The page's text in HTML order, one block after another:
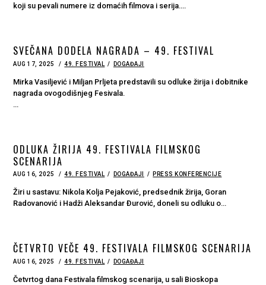
koji su pevali numere iz domaćih filmova i serija.…
SVEČANA DODELA NAGRADA – 49. FESTIVAL
POSTED
AUG 17, 2025
AUG
2025
49. FESTIVAL DOGAĐAJI
Mirka Vasiljević i Miljan Prljeta predstavili su odluke žirija i dobitnike
nagrada ovogodišnjeg Fesivala.
…
ODLUKA ŽIRIJA 49. FESTIVALA FILMSKOG
SCENARIJA
POSTED
AUG 16, 2025
AUG
2025
49. FESTIVAL DOGAĐAJI PRESS KONFERENCIJE
Žiri u sastavu: Nikola Kolja Pejaković, predsednik žirija, Goran
Radovanović i Hadži Aleksandar Đurović, doneli su odluku o…
ČETVRTO VEČE 49. FESTIVALA FILMSKOG SCENARIJA
POSTED
AUG 16, 2025
AUG
2025
49. FESTIVAL DOGAĐAJI
Četvrtog dana Festivala filmskog scenarija, u sali Bioskopa